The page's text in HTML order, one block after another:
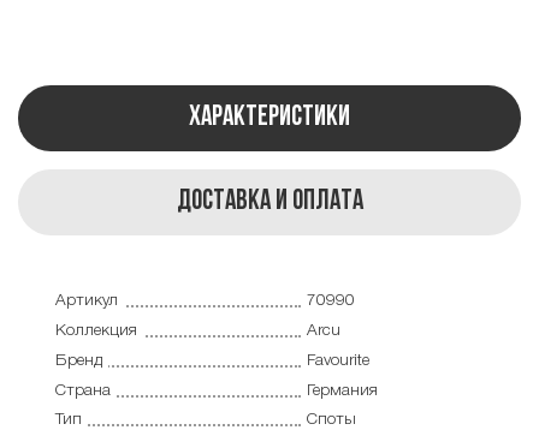
Характеристики
Доставка и оплата
Артикул
70990
Коллекция
Arcu
Бренд
Favourite
Страна
Германия
Тип
Споты